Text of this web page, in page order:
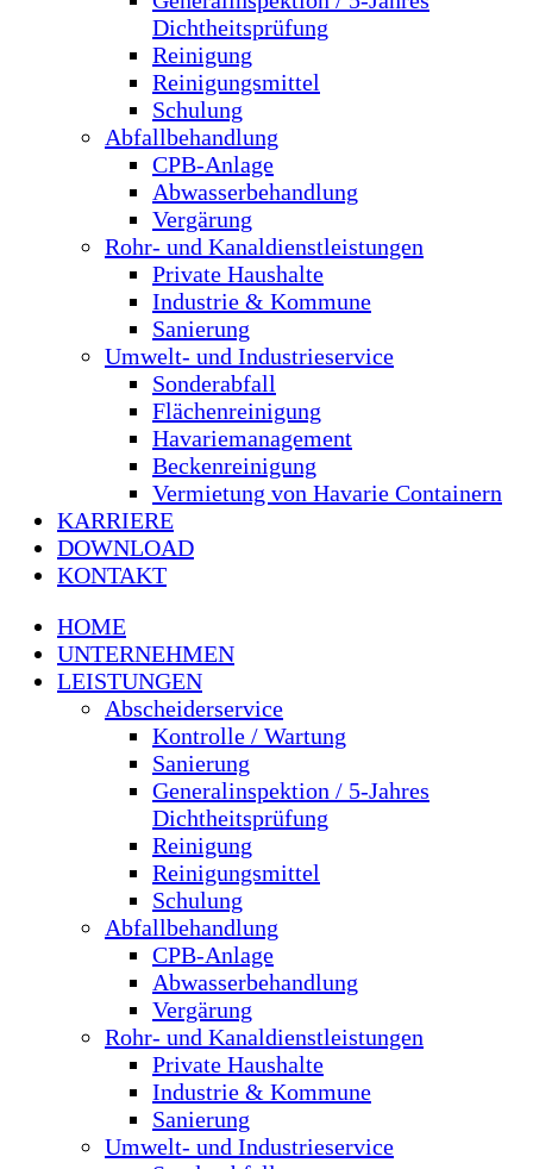
Dichtheitsprüfung
Reinigung
Reinigungsmittel
Schulung
Abfallbehandlung
CPB-Anlage
Abwasserbehandlung
Vergärung
Rohr- und Kanaldienstleistungen
Private Haushalte
Industrie & Kommune
Sanierung
Umwelt- und Industrieservice
Sonderabfall
Flächenreinigung
Havariemanagement
Beckenreinigung
Vermietung von Havarie Containern
KARRIERE
DOWNLOAD
KONTAKT
HOME
UNTERNEHMEN
LEISTUNGEN
Abscheiderservice
Kontrolle / Wartung
Sanierung
Generalinspektion / 5-Jahres
Dichtheitsprüfung
Reinigung
Reinigungsmittel
Schulung
Abfallbehandlung
CPB-Anlage
Abwasserbehandlung
Vergärung
Rohr- und Kanaldienstleistungen
Private Haushalte
Industrie & Kommune
Sanierung
Umwelt- und Industrieservice